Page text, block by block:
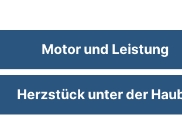
Motor und Leistung
Herzstück unter der